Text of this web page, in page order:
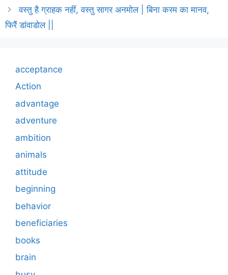
वस्तु है ग्राहक नहीं, वस्तु सागर अनमोल | बिना करम का मानव,
फिरैं डांवाडोल ||
acceptance
Action
advantage
adventure
ambition
animals
attitude
beginning
behavior
beneficiaries
books
brain